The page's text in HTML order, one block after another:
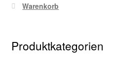
Warenkorb
Produktkategorien